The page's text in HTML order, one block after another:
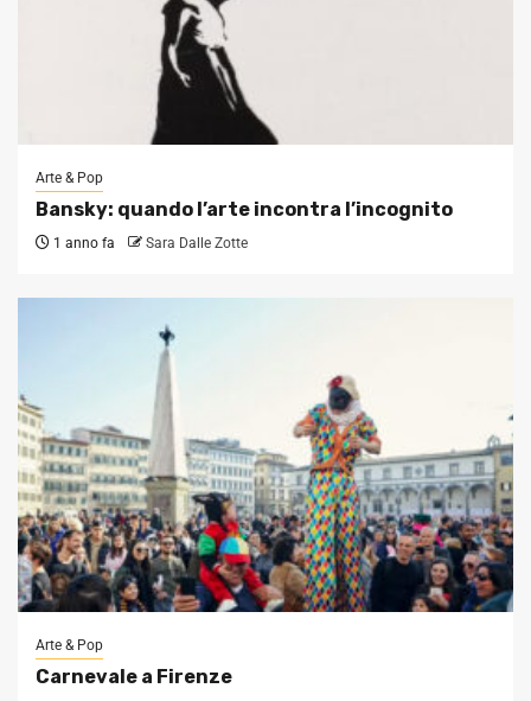
Arte & Pop
Bansky: quando l’arte incontra l’incognito
1 anno fa Sara Dalle Zotte
Arte & Pop
Carnevale a Firenze